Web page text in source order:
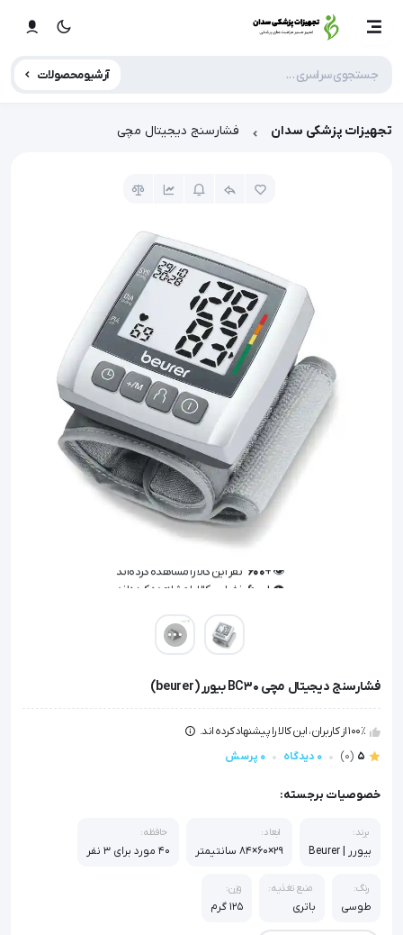
آرشیو محصولات
تجهیزات پزشکی سدان فشارسنج دیجیتال مچی
👁️ +
600 نفر این کالا را مشاهده کرده‌اند
فشارسنج ديجيتال مچی BC30 بیورر (beurer)
100٪ از کاربران، این کالا را پیشنهاد کرده اند.
5
(0) 0 دیدگاه 0 پرسش
خصوصیات برجسته:
برند:
بیورر | Beurer
ابعاد:
29×60×84 سانتیمتر
حافظه:
40 مورد برای 3 نفر
رنگ:
طوسی
منبع تغذیه:
باتری
وزن:
125 گرم